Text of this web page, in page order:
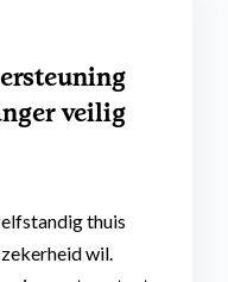
veilig
thuis
wil.